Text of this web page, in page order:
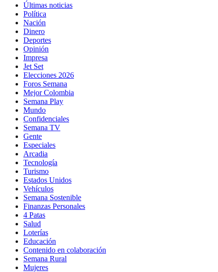
Últimas noticias
Política
Nación
Dinero
Deportes
Opinión
Impresa
Jet Set
Elecciones 2026
Foros Semana
Mejor Colombia
Semana Play
Mundo
Confidenciales
Semana TV
Gente
Especiales
Arcadia
Tecnología
Turismo
Estados Unidos
Vehículos
Semana Sostenible
Finanzas Personales
4 Patas
Salud
Loterías
Educación
Contenido en colaboración
Semana Rural
Mujeres